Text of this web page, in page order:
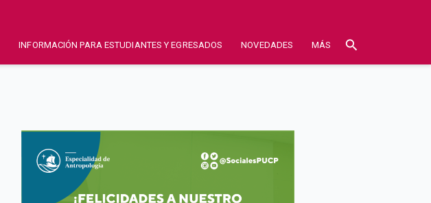
INFORMACIÓN PARA ESTUDIANTES Y EGRESADOS NOVEDADES MÁS search